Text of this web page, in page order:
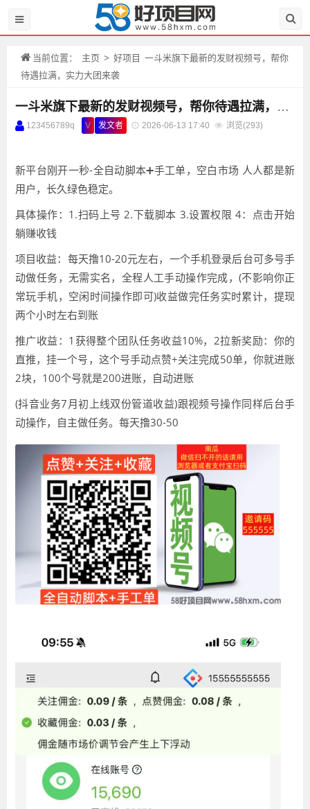
当前位置： 主页 > 好项目 一斗米旗下最新的发财视频号，帮你
待遇拉满，实力大团来袭
一斗米旗下最新的发财视频号，帮你待遇拉满，实力大团来袭
123456789q V 发文者 2026-06-13 17:40 浏览(293)
新平台刚开一秒-全自动脚本➕手工单，空白市场 人人都是新
用户，长久绿色稳定。
具体操作：1.扫码上号 2.下载脚本 3.设置权限 4：点击开始
躺赚收钱
项目收益：每天撸10-20元左右，一个手机登录后台可多号手
动做任务，无需实名，全程人工手动操作完成，(不影响你正
常玩手机，空闲时间操作即可)收益做完任务实时累计，提现
两个小时左右到账
推广收益：1获得整个团队任务收益10%，2拉新奖励：你的
直推，挂一个号，这个号手动点赞+关注完成50单，你就进账
2块，100个号就是200进账，自动进账
(抖音业务7月初上线双份管道收益)跟视频号操作同样后台手
动操作，自主做任务。每天撸30-50